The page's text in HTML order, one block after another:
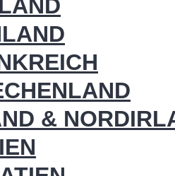
&